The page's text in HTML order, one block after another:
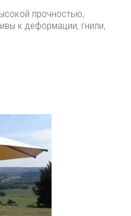
прочностью,
к деформации, гнили,